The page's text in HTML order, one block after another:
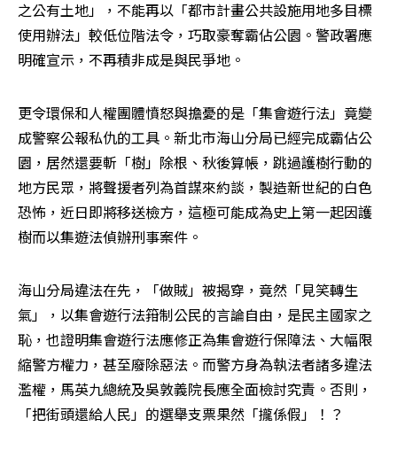
之公有土地」，不能再以「都市計畫公共設施用地多目標
使用辦法」較低位階法令，巧取豪奪霸佔公園。警政署應
明確宣示，不再積非成是與民爭地。
更令環保和人權團體憤怒與擔憂的是「集會遊行法」竟變
成警察公報私仇的工具。新北市海山分局已經完成霸佔公
園，居然還要斬「樹」除根、秋後算帳，跳過護樹行動的
地方民眾，將聲援者列為首謀來約談，製造新世紀的白色
恐怖，近日即將移送檢方，這極可能成為史上第一起因護
樹而以集遊法偵辦刑事案件。
海山分局違法在先，「做賊」被揭穿，竟然「見笑轉生
氣」，以集會遊行法箝制公民的言論自由，是民主國家之
恥，也證明集會遊行法應修正為集會遊行保障法、大幅限
縮警方權力，甚至廢除惡法。而警方身為執法者諸多違法
濫權，馬英九總統及吳敦義院長應全面檢討究責。否則，
「把街頭還給人民」的選舉支票果然「攏係假」！？